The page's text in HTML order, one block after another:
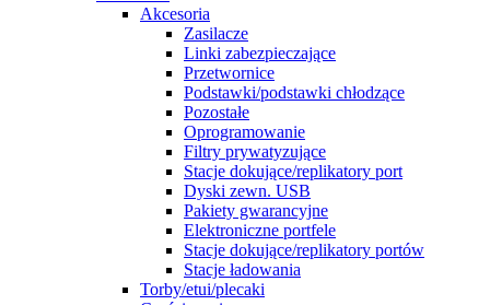
Akcesoria
Zasilacze
Linki zabezpieczające
Przetwornice
Podstawki/podstawki chłodzące
Pozostałe
Oprogramowanie
Filtry prywatyzujące
Stacje dokujące/replikatory port
Dyski zewn. USB
Pakiety gwarancyjne
Elektroniczne portfele
Stacje dokujące/replikatory portów
Stacje ładowania
Torby/etui/plecaki